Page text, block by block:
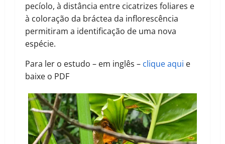
pecíolo, à distância entre cicatrizes foliares e
à coloração da bráctea da inflorescência
permitiram a identificação de uma nova
espécie.
Para ler o estudo – em inglês – clique aqui e
baixe o PDF